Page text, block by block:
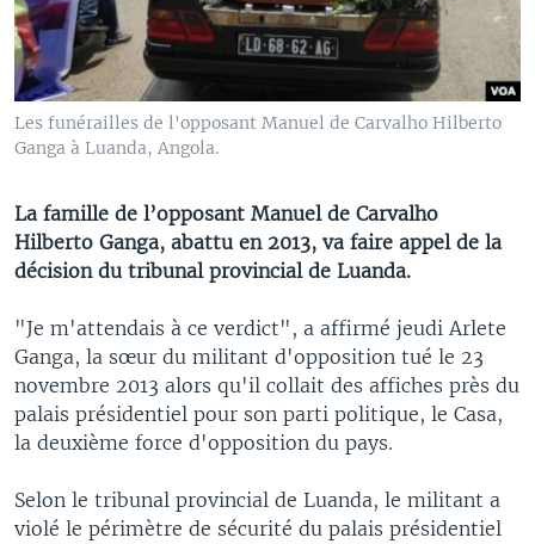
Les funérailles de l'opposant Manuel de Carvalho Hilberto
Ganga à Luanda, Angola.
La famille de l’opposant Manuel de Carvalho
Hilberto Ganga, abattu en 2013, va faire appel de la
décision du tribunal provincial de Luanda.
"Je m'attendais à ce verdict", a affirmé jeudi Arlete
Ganga, la sœur du militant d'opposition tué le 23
novembre 2013 alors qu'il collait des affiches près du
palais présidentiel pour son parti politique, le Casa,
la deuxième force d'opposition du pays.
Selon le tribunal provincial de Luanda, le militant a
violé le périmètre de sécurité du palais présidentiel